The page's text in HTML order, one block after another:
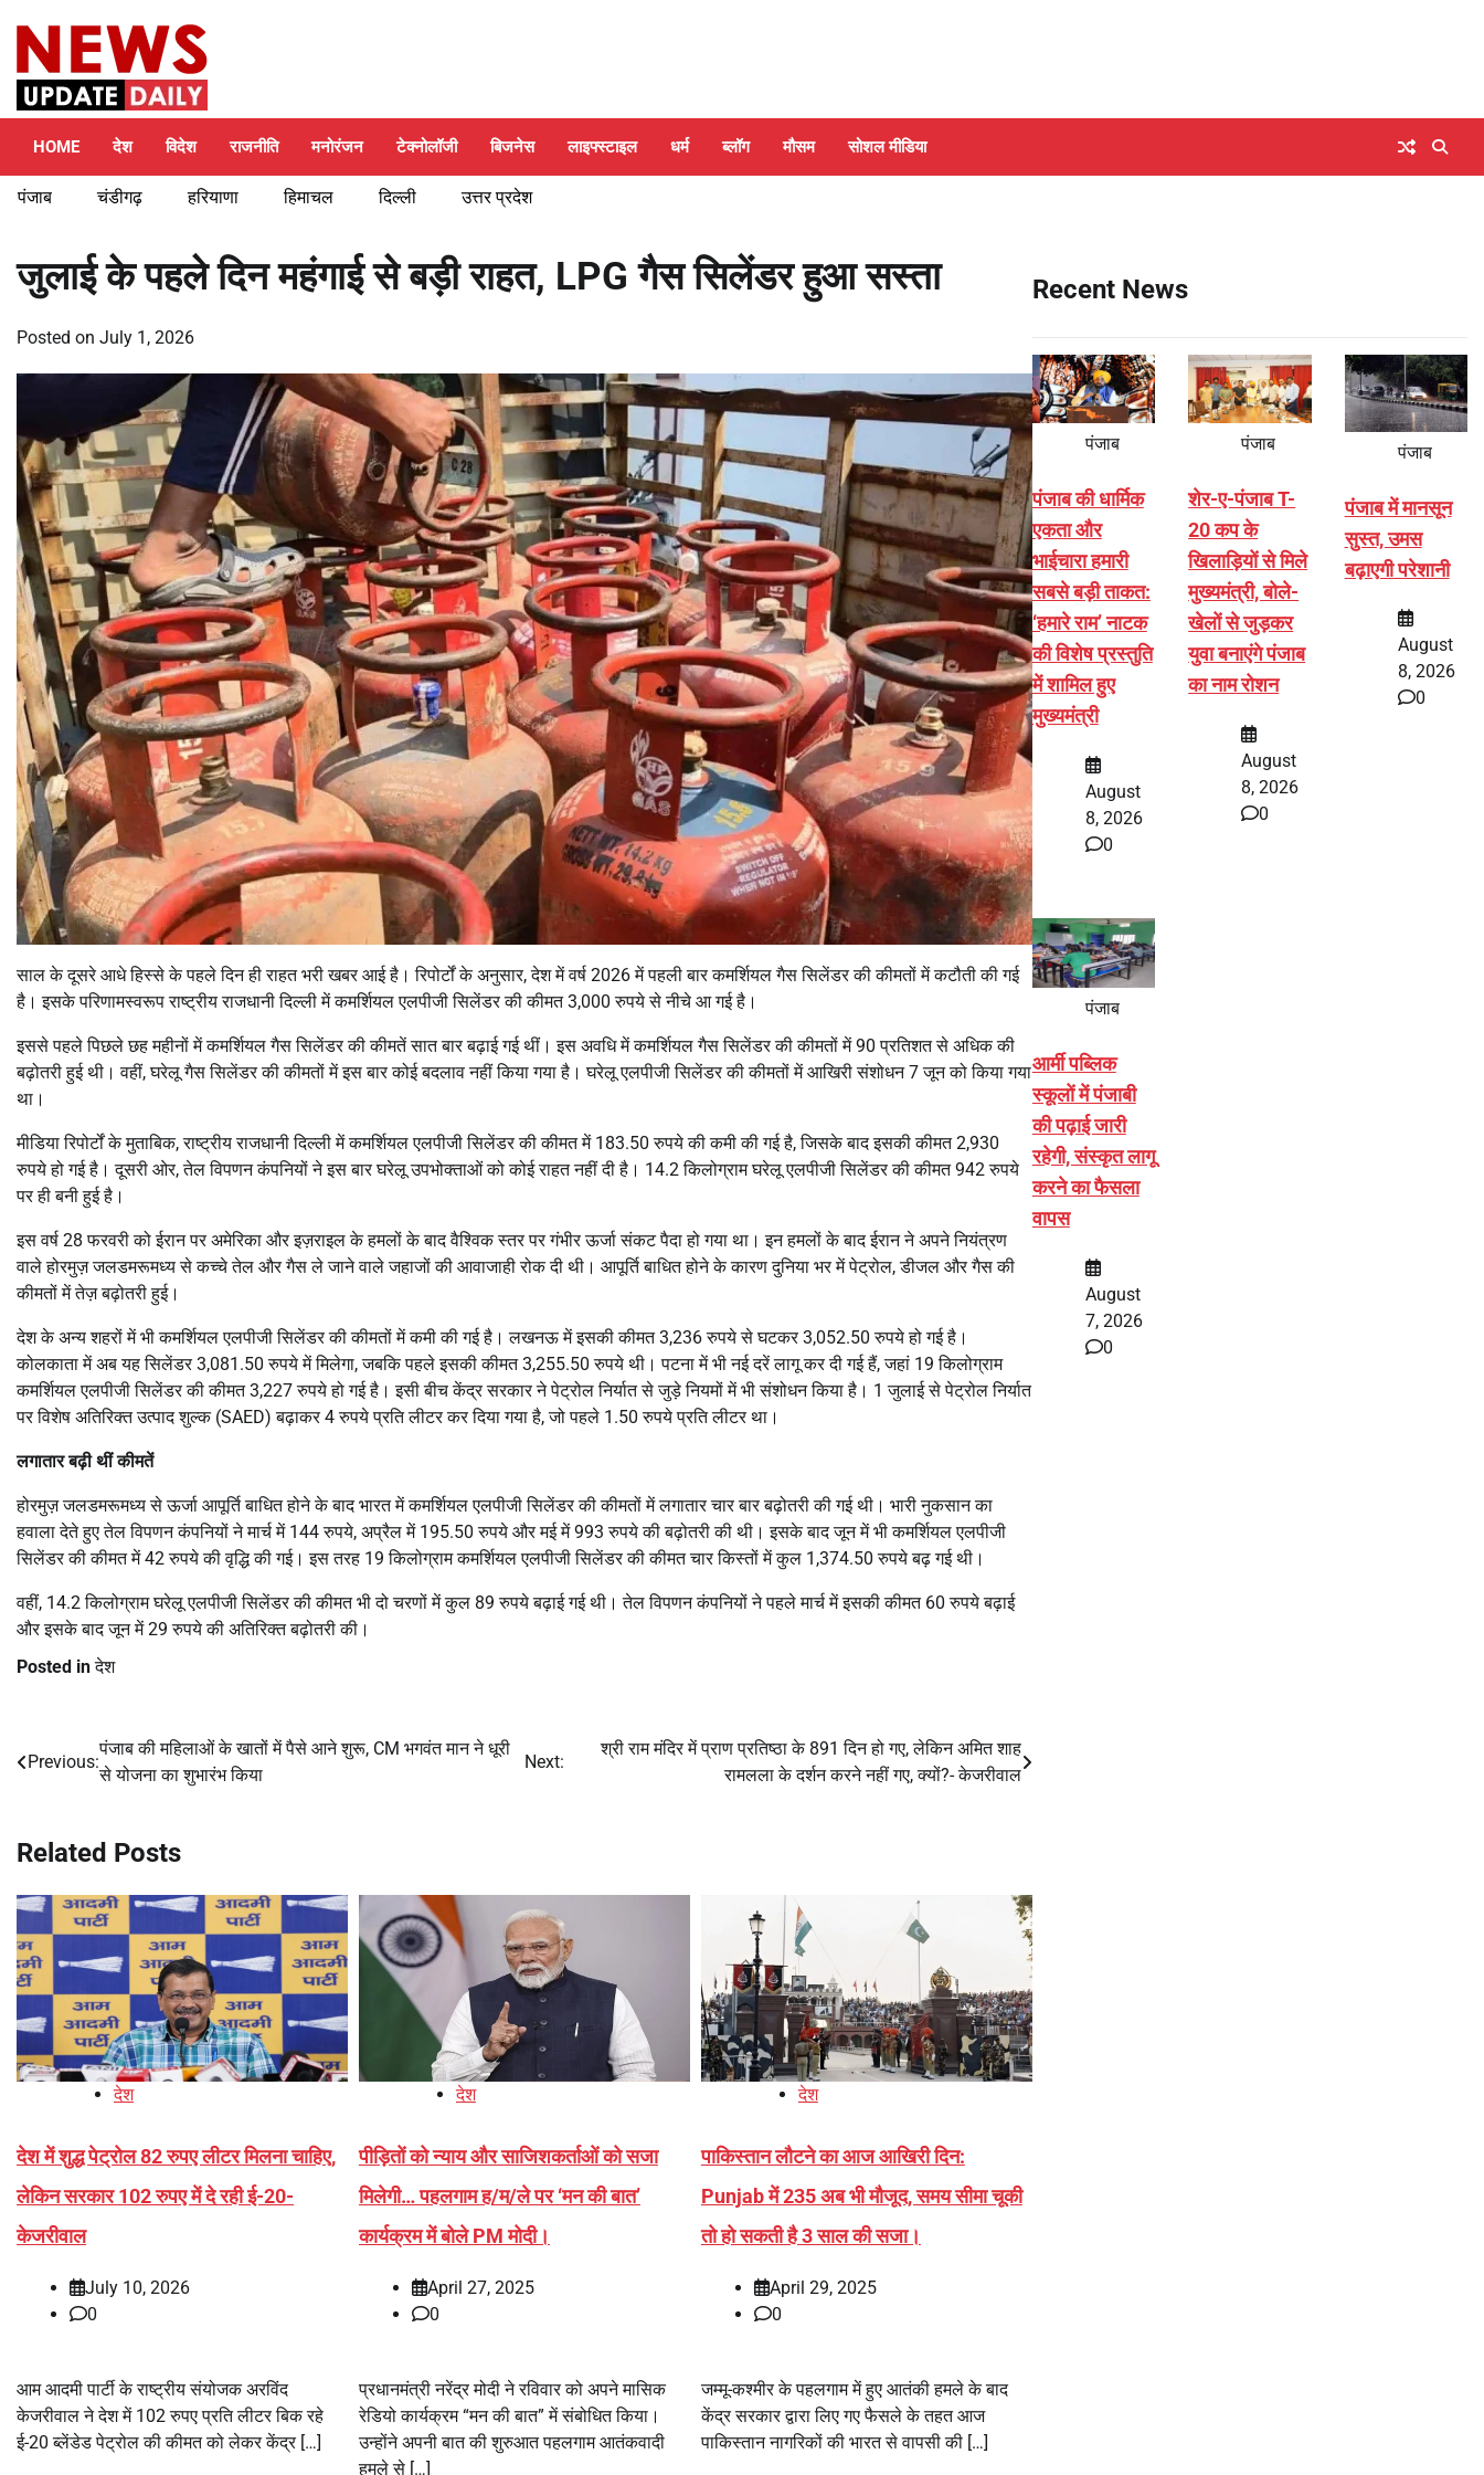
content
HOME देश विदेश राजनीति मनोरंजन टेक्नोलॉजी बिजनेस लाइफ्स्टाइल धर्म ब्लॉग मौसम सोशल मीडिया
पंजाब चंडीगढ़ हरियाणा हिमाचल दिल्ली उत्तर प्रदेश
जुलाई के पहले दिन महंगाई से बड़ी राहत, LPG गैस सिलेंडर हुआ सस्ता
Posted on July 1, 2026
साल के दूसरे आधे हिस्से के पहले दिन ही राहत भरी खबर आई है। रिपोर्टों के अनुसार, देश में वर्ष 2026 में पहली बार कमर्शियल गैस सिलेंडर की कीमतों में कटौती की गई
है। इसके परिणामस्वरूप राष्ट्रीय राजधानी दिल्ली में कमर्शियल एलपीजी सिलेंडर की कीमत 3,000 रुपये से नीचे आ गई है।
इससे पहले पिछले छह महीनों में कमर्शियल गैस सिलेंडर की कीमतें सात बार बढ़ाई गई थीं। इस अवधि में कमर्शियल गैस सिलेंडर की कीमतों में 90 प्रतिशत से अधिक की
बढ़ोतरी हुई थी। वहीं, घरेलू गैस सिलेंडर की कीमतों में इस बार कोई बदलाव नहीं किया गया है। घरेलू एलपीजी सिलेंडर की कीमतों में आखिरी संशोधन 7 जून को किया गया
था।
मीडिया रिपोर्टों के मुताबिक, राष्ट्रीय राजधानी दिल्ली में कमर्शियल एलपीजी सिलेंडर की कीमत में 183.50 रुपये की कमी की गई है, जिसके बाद इसकी कीमत 2,930
रुपये हो गई है। दूसरी ओर, तेल विपणन कंपनियों ने इस बार घरेलू उपभोक्ताओं को कोई राहत नहीं दी है। 14.2 किलोग्राम घरेलू एलपीजी सिलेंडर की कीमत 942 रुपये
पर ही बनी हुई है।
इस वर्ष 28 फरवरी को ईरान पर अमेरिका और इज़राइल के हमलों के बाद वैश्विक स्तर पर गंभीर ऊर्जा संकट पैदा हो गया था। इन हमलों के बाद ईरान ने अपने नियंत्रण
वाले होरमुज़ जलडमरूमध्य से कच्चे तेल और गैस ले जाने वाले जहाजों की आवाजाही रोक दी थी। आपूर्ति बाधित होने के कारण दुनिया भर में पेट्रोल, डीजल और गैस की
कीमतों में तेज़ बढ़ोतरी हुई।
देश के अन्य शहरों में भी कमर्शियल एलपीजी सिलेंडर की कीमतों में कमी की गई है। लखनऊ में इसकी कीमत 3,236 रुपये से घटकर 3,052.50 रुपये हो गई है।
कोलकाता में अब यह सिलेंडर 3,081.50 रुपये में मिलेगा, जबकि पहले इसकी कीमत 3,255.50 रुपये थी। पटना में भी नई दरें लागू कर दी गई हैं, जहां 19 किलोग्राम
कमर्शियल एलपीजी सिलेंडर की कीमत 3,227 रुपये हो गई है। इसी बीच केंद्र सरकार ने पेट्रोल निर्यात से जुड़े नियमों में भी संशोधन किया है। 1 जुलाई से पेट्रोल निर्यात
पर विशेष अतिरिक्त उत्पाद शुल्क (SAED) बढ़ाकर 4 रुपये प्रति लीटर कर दिया गया है, जो पहले 1.50 रुपये प्रति लीटर था।
लगातार बढ़ी थीं कीमतें
होरमुज़ जलडमरूमध्य से ऊर्जा आपूर्ति बाधित होने के बाद भारत में कमर्शियल एलपीजी सिलेंडर की कीमतों में लगातार चार बार बढ़ोतरी की गई थी। भारी नुकसान का
हवाला देते हुए तेल विपणन कंपनियों ने मार्च में 144 रुपये, अप्रैल में 195.50 रुपये और मई में 993 रुपये की बढ़ोतरी की थी। इसके बाद जून में भी कमर्शियल एलपीजी
सिलेंडर की कीमत में 42 रुपये की वृद्धि की गई। इस तरह 19 किलोग्राम कमर्शियल एलपीजी सिलेंडर की कीमत चार किस्तों में कुल 1,374.50 रुपये बढ़ गई थी।
वहीं, 14.2 किलोग्राम घरेलू एलपीजी सिलेंडर की कीमत भी दो चरणों में कुल 89 रुपये बढ़ाई गई थी। तेल विपणन कंपनियों ने पहले मार्च में इसकी कीमत 60 रुपये बढ़ाई
और इसके बाद जून में 29 रुपये की अतिरिक्त बढ़ोतरी की।
Posted inदेश
Post
Previous:
पंजाब की महिलाओं के खातों में पैसे आने शुरू, CM भगवंत मान ने धूरी
से योजना का शुभारंभ किया
Next:
श्री राम मंदिर में प्राण प्रतिष्ठा के 891 दिन हो गए, लेकिन अमित शाह
रामलला के दर्शन करने नहीं गए, क्यों?- केजरीवाल
Related Posts
देश
देश में शुद्ध पेट्रोल 82 रुपए लीटर मिलना चाहिए,
लेकिन सरकार 102 रुपए में दे रही ई-20-
केजरीवाल
July 10, 2026
0
आम आदमी पार्टी के राष्ट्रीय संयोजक अरविंद
केजरीवाल ने देश में 102 रुपए प्रति लीटर बिक रहे
ई-20 ब्लेंडेड पेट्रोल की कीमत को लेकर केंद्र […]
देश
पीड़ितों को न्याय और साजिशकर्ताओं को सजा
मिलेगी… पहलगाम ह/म/ले पर ‘मन की बात’
कार्यक्रम में बोले PM मोदी।
April 27, 2025
0
प्रधानमंत्री नरेंद्र मोदी ने रविवार को अपने मासिक
रेडियो कार्यक्रम “मन की बात” में संबोधित किया।
उन्होंने अपनी बात की शुरुआत पहलगाम आतंकवादी
हमले से […]
देश
पाकिस्तान लौटने का आज आखिरी दिन:
Punjab में 235 अब भी मौजूद, समय सीमा चूकी
तो हो सकती है 3 साल की सजा।
April 29, 2025
0
जम्मू-कश्मीर के पहलगाम में हुए आतंकी हमले के बाद
केंद्र सरकार द्वारा लिए गए फैसले के तहत आज
पाकिस्तान नागरिकों की भारत से वापसी की […]
Recent News
पंजाब
पंजाब की धार्मिक
एकता और
भाईचारा हमारी
सबसे बड़ी ताकत:
‘हमारे राम’ नाटक
की विशेष प्रस्तुति
में शामिल हुए
मुख्यमंत्री
August
8, 2026
0
पंजाब
शेर-ए-पंजाब T-
20 कप के
खिलाड़ियों से मिले
मुख्यमंत्री, बोले-
खेलों से जुड़कर
युवा बनाएंगे पंजाब
का नाम रोशन
August
8, 2026
0
पंजाब
पंजाब में मानसून
सुस्त, उमस
बढ़ाएगी परेशानी
August
8, 2026
0
पंजाब
आर्मी पब्लिक
स्कूलों में पंजाबी
की पढ़ाई जारी
रहेगी, संस्कृत लागू
करने का फैसला
वापस
August
7, 2026
0